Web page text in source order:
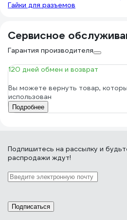
Гайки для разъемов
Сервисное
Гарантия производителя
120 дней обмен и возврат
Вы можете вернуть товар,
использован
Подробнее
Подпишитесь на рассылку и
распродажи ждут!
Подписаться